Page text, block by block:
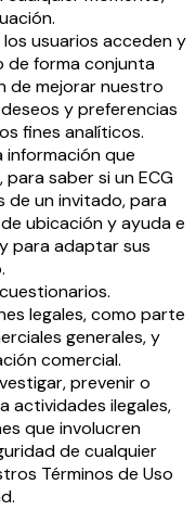
usuarios acceden y
de forma conjunta
de mejorar nuestro
y preferencias
fines analíticos.
que
saber si un ECG
de un invitado, para
ubicación y ayuda e
para adaptar sus
legales, como parte
generales, y
comercial.
prevenir o
actividades ilegales,
que involucren
de cualquier
Términos de Uso